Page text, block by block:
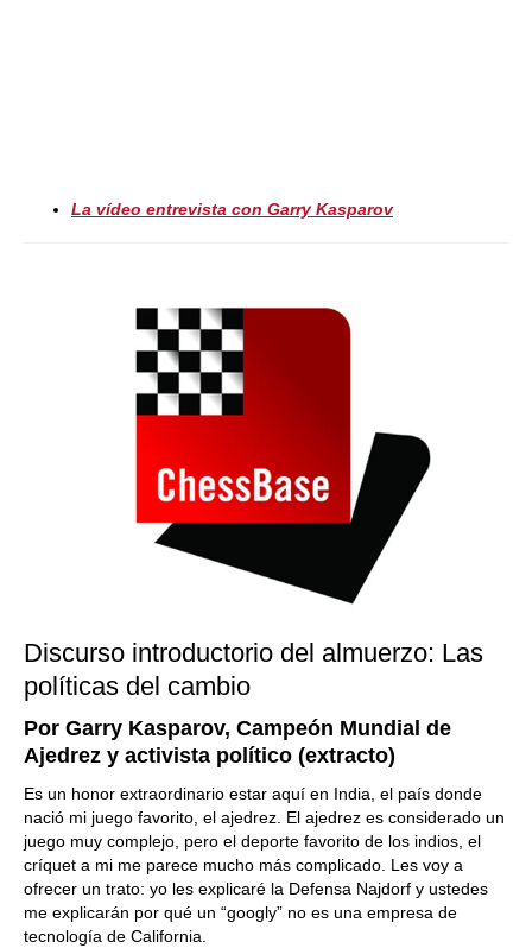
La vídeo entrevista con Garry Kasparov
Discurso introductorio del almuerzo: Las
políticas del cambio
Por Garry Kasparov, Campeón Mundial de
Ajedrez y activista político (extracto)
Es un honor extraordinario estar aquí en India, el país donde
nació mi juego favorito, el ajedrez. El ajedrez es considerado un
juego muy complejo, pero el deporte favorito de los indios, el
críquet a mi me parece mucho más complicado. Les voy a
ofrecer un trato: yo les explicaré la Defensa Najdorf y ustedes
me explicarán por qué un “googly” no es una empresa de
tecnología de California.